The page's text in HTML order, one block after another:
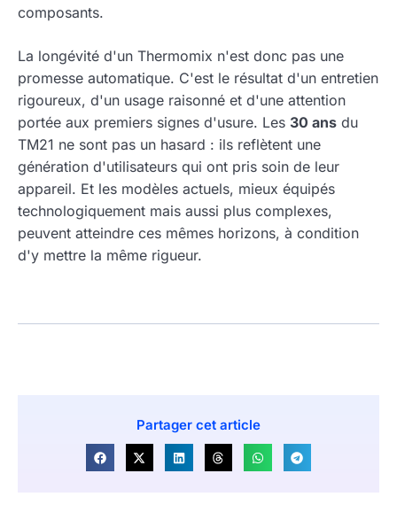
composants.
La longévité d'un Thermomix n'est donc pas une
promesse automatique. C'est le résultat d'un entretien
rigoureux, d'un usage raisonné et d'une attention
portée aux premiers signes d'usure. Les 30 ans du
TM21 ne sont pas un hasard : ils reflètent une
génération d'utilisateurs qui ont pris soin de leur
appareil. Et les modèles actuels, mieux équipés
technologiquement mais aussi plus complexes,
peuvent atteindre ces mêmes horizons, à condition
d'y mettre la même rigueur.
Partager cet article